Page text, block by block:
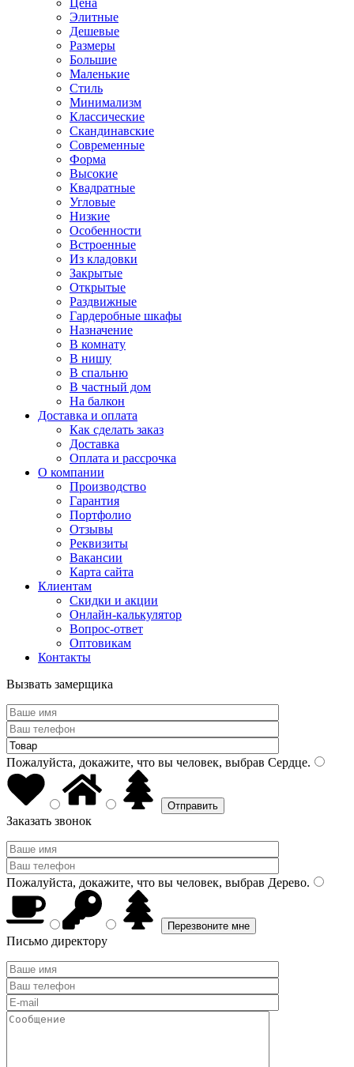
Цена
Элитные
Дешевые
Размеры
Большие
Маленькие
Стиль
Минимализм
Классические
Скандинавские
Современные
Форма
Высокие
Квадратные
Угловые
Низкие
Особенности
Встроенные
Из кладовки
Закрытые
Открытые
Раздвижные
Гардеробные шкафы
Назначение
В комнату
В нишу
В спальню
В частный дом
На балкон
Доставка и оплата
Как сделать заказ
Доставка
Оплата и рассрочка
О компании
Производство
Гарантия
Портфолио
Отзывы
Реквизиты
Вакансии
Карта сайта
Клиентам
Скидки и акции
Онлайн-калькулятор
Вопрос-ответ
Оптовикам
Контакты
Вызвать замерщика
Пожалуйста, докажите, что вы человек, выбрав Сердце.
Заказать звонок
Пожалуйста, докажите, что вы человек, выбрав Дерево.
Письмо директору